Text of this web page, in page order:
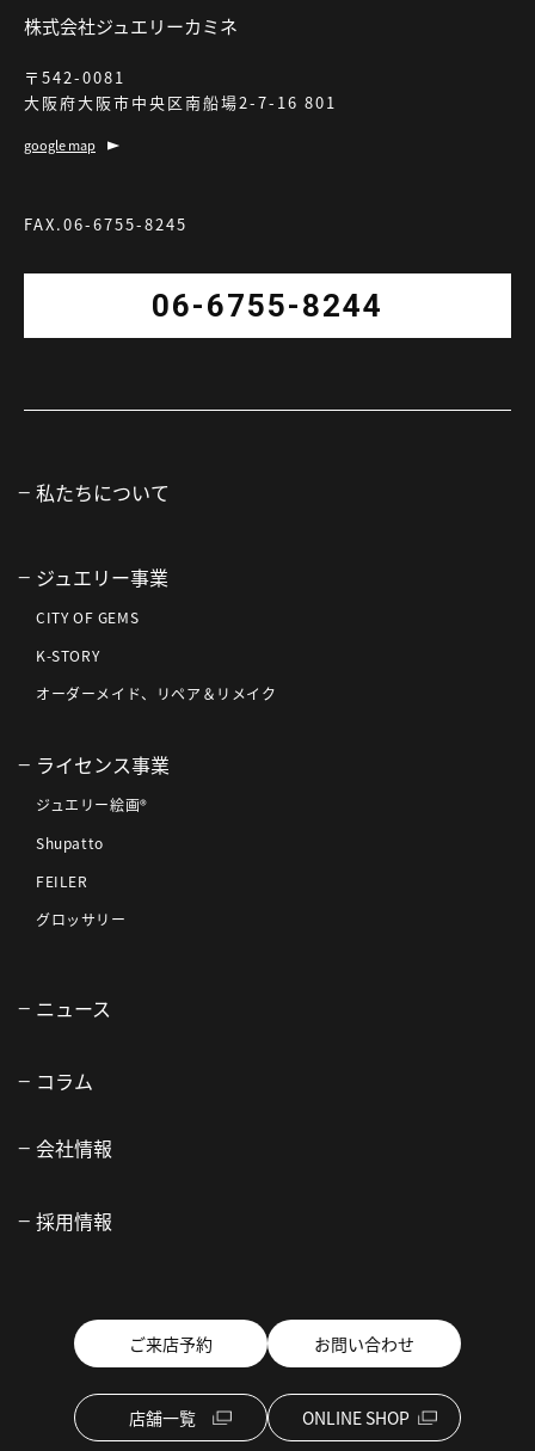
株式会社ジュエリーカミネ
〒542-0081
大阪府大阪市中央区南船場2-7-16 801
google map
FAX.06-6755-8245
06-6755-8244
私たちについて
ジュエリー事業
CITY OF GEMS
K-STORY
オーダーメイド、リペア＆リメイク
ライセンス事業
ジュエリー絵画®
Shupatto
FEILER
グロッサリー
ニュース
コラム
会社情報
採用情報
ご来店予約 お問い合わせ
店舗一覧 ONLINE SHOP